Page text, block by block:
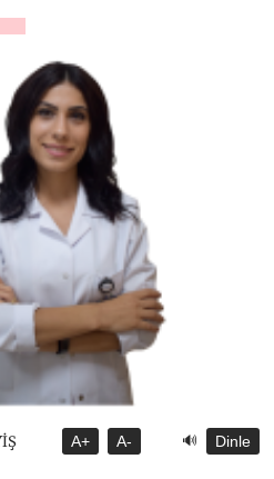
A+ A- 🔊 Dinle